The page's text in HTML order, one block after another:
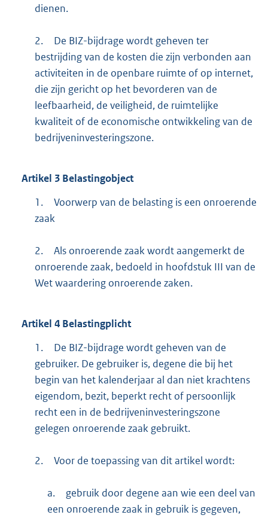
dienen.
2.
De BIZ-bijdrage wordt geheven ter
bestrijding van de kosten die zijn verbonden aan
activiteiten in de openbare ruimte of op internet,
die zijn gericht op het bevorderen van de
leefbaarheid, de veiligheid, de ruimtelijke
kwaliteit of de economische ontwikkeling van de
bedrijveninvesteringszone.
Artikel 3 Belastingobject
1.
Voorwerp van de belasting is een onroerende
zaak
2.
Als onroerende zaak wordt aangemerkt de
onroerende zaak, bedoeld in hoofdstuk III van de
Wet waardering onroerende zaken.
Artikel 4 Belastingplicht
1.
De BIZ-bijdrage wordt geheven van de
gebruiker. De gebruiker is, degene die bij het
begin van het kalenderjaar al dan niet krachtens
eigendom, bezit, beperkt recht of persoonlijk
recht een in de bedrijveninvesteringszone
gelegen onroerende zaak gebruikt.
2. Voor de toepassing van dit artikel wordt:
a.
gebruik door degene aan wie een deel van
een onroerende zaak in gebruik is gegeven,